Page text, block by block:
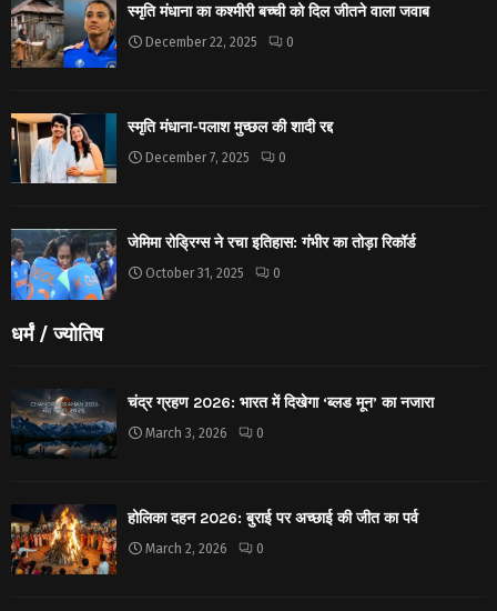
स्मृति मंधाना का कश्मीरी बच्ची को दिल जीतने वाला जवाब
December 22, 2025 0
स्मृति मंधाना-पलाश मुच्छल की शादी रद्द
December 7, 2025 0
जेमिमा रोड्रिग्स ने रचा इतिहास: गंभीर का तोड़ा रिकॉर्ड
October 31, 2025 0
धर्मं / ज्योतिष
चंद्र ग्रहण 2026: भारत में दिखेगा ‘ब्लड मून’ का नजारा
March 3, 2026 0
होलिका दहन 2026: बुराई पर अच्छाई की जीत का पर्व
March 2, 2026 0